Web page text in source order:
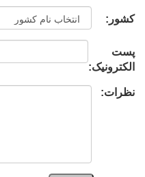
کشور:
پست
الکترونیک:
نظرات: